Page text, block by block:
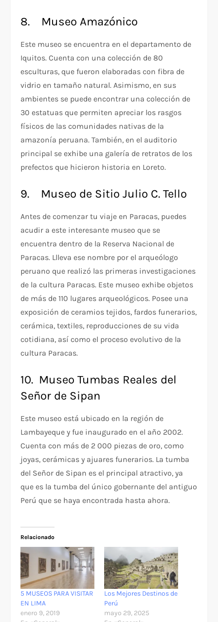
8. Museo Amazónico
Este museo se encuentra en el departamento de
Iquitos. Cuenta con una colección de 80
esculturas, que fueron elaboradas con fibra de
vidrio en tamaño natural. Asimismo, en sus
ambientes se puede encontrar una colección de
30 estatuas que permiten apreciar los rasgos
físicos de las comunidades nativas de la
amazonía peruana. También, en el auditorio
principal se exhibe una galería de retratos de los
prefectos que hicieron historia en Loreto.
9. Museo de Sitio Julio C. Tello
Antes de comenzar tu viaje en Paracas, puedes
acudir a este interesante museo que se
encuentra dentro de la Reserva Nacional de
Paracas. Llleva ese nombre por el arqueólogo
peruano que realizó las primeras investigaciones
de la cultura Paracas. Este museo exhibe objetos
de más de 110 lugares arqueológicos. Posee una
exposición de ceramios tejidos, fardos funerarios,
cerámica, textiles, reproducciones de su vida
cotidiana, así como el proceso evolutivo de la
cultura Paracas.
10. Museo Tumbas Reales del
Señor de Sipan
Este museo está ubicado en la región de
Lambayeque y fue inaugurado en el año 2002.
Cuenta con más de 2 000 piezas de oro, como
joyas, cerámicas y ajuares funerarios. La tumba
del Señor de Sipan es el principal atractivo, ya
que es la tumba del único gobernante del antiguo
Perú que se haya encontrada hasta ahora.
Relacionado
5 MUSEOS PARA VISITAR
EN LIMA
enero 9, 2019
Los Mejores Destinos de
Perú
mayo 29, 2025